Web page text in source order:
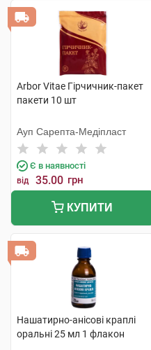
Arbor Vitae Гірчичник-пакет
пакети 10 шт
Ауп Сарепта-Медіпласт
Є в наявності
від 35.00 грн
КУПИТИ
Нашатирно-анісові краплі
оральні 25 мл 1 флакон